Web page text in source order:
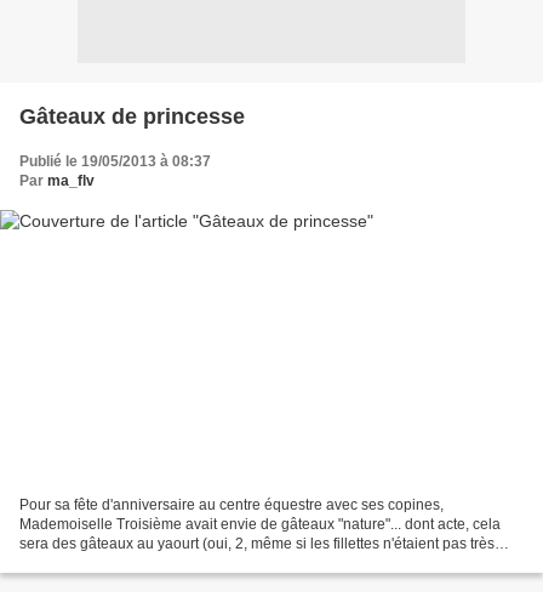
Gâteaux de princesse
Publié le 19/05/2013 à 08:37
Par ma_flv
Pour sa fête d'anniversaire au centre équestre avec ses copines,
Mademoiselle Troisième avait envie de gâteaux "nature"... dont acte, cela
sera des gâteaux au yaourt (oui, 2, même si les fillettes n'étaient pas très